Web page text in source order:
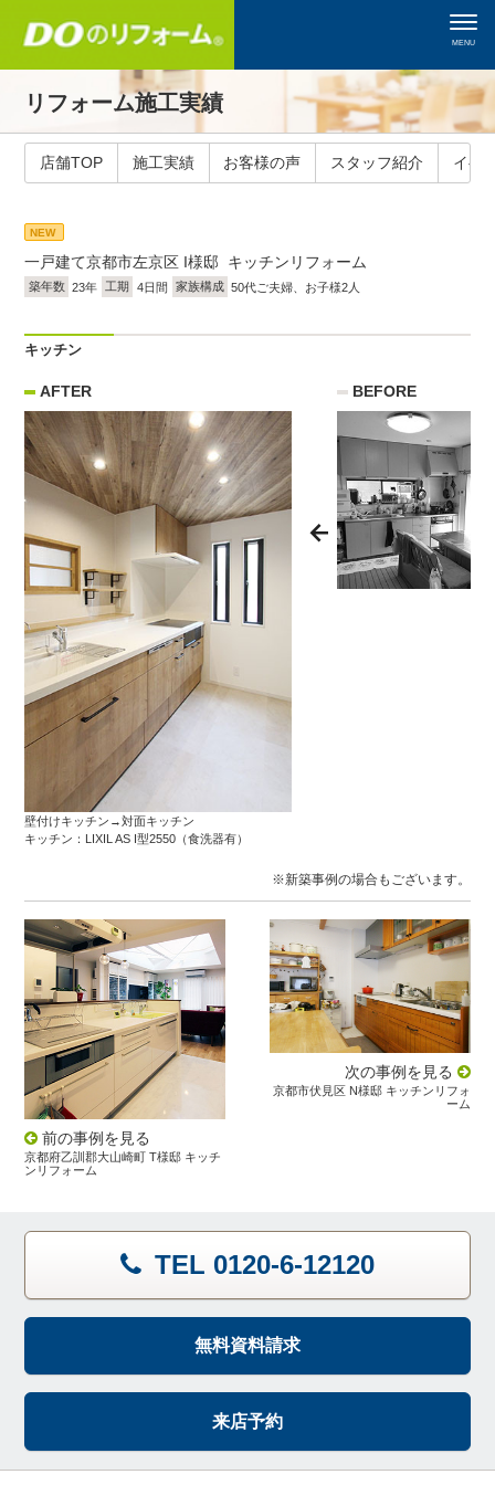
MENU
リフォーム施工実績
店舗TOP 施工実績 お客様の声 スタッフ紹介 イベ
NEW
一戸建て京都市左京区 I様邸 キッチンリフォーム
築年数 23年 工期 4日間 家族構成 50代ご夫婦、お子様2人
キッチン
BEFORE
AFTER
壁付けキッチン→対面キッチン
キッチン：LIXIL AS I型2550（食洗器有）
※新築事例の場合もございます。
前の事例を見る
京都府乙訓郡大山崎町 T様邸 キッチ
ンリフォーム
次の事例を見る
京都市伏見区 N様邸 キッチンリフォ
ーム
TEL 0120-6-12120
無料資料請求
来店予約